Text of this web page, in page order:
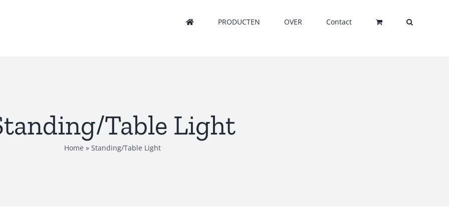
PRODUCTEN OVER Contact
Table Light
Home » Standing/Table Light